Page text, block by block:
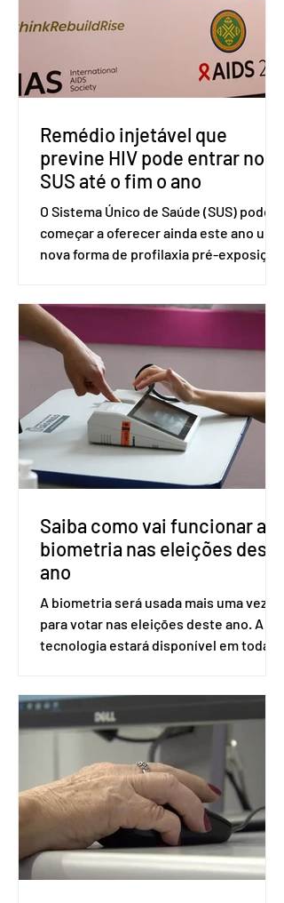
divulgada pelo Ministério das Relações
Exteriores, o Brasil considera que as
incompatíveis com as obrigações
assumidas pelos Estados Unid
Remédio injetável que
previne HIV pode entrar no
SUS até o fim o ano
O Sistema Único de Saúde (SUS) pode
começar a oferecer ainda este ano uma
nova forma de profilaxia pré-exposição
medicamento carbotegravir, que
impede a replicação do vírus de forma
prolongada e pode ser tomado a cada
dois meses. O pedido de inclusão vai
ser encaminhado pelo Ministério da
Saúde à Comissão Nacional de
Incorporação de Novas Tecnologias no
SUS (Conitec) na semana que vem. A
Conitec é um colegiado
Saiba como vai funcionar a
biometria nas eleições deste
ano
A biometria será usada mais uma vez
para votar nas eleições deste ano. A
tecnologia estará disponível em todas
Apesar da requisição, a biometria não é
obrigatória para exercer o direito ao
voto. Se o título estiver regular, o
eleitor pode votar mesmo sem ter
realizado esse cadastro. Neste caso,
será exigido o documento de
identificação para acesso à urna
eletrônica. Se a urna eletrônica não
reconh